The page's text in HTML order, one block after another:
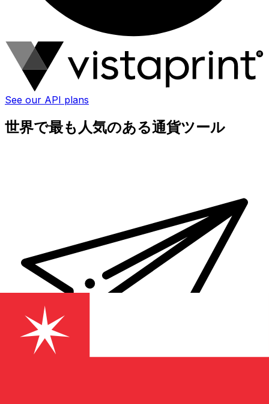
See our API plans
世界で最も人気のある通貨ツール